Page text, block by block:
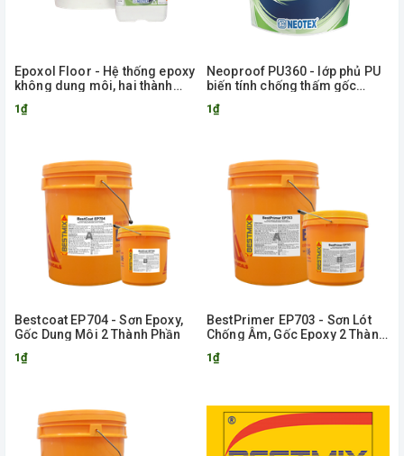
Epoxol Floor - Hệ thống epoxy
không dung môi, hai thành
phẳng
1₫
Neoproof PU360 - lớp phủ PU
biến tính chống thấm gốc
1₫
Bestcoat EP704 - Sơn Epoxy,
Gốc Dung Môi 2 Thành Phần
1₫
BestPrimer EP703 - Sơn Lót
Chống Âm, Gốc Epoxy 2 Thành
1₫